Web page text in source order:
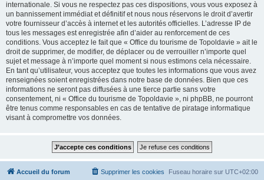
internationale. Si vous ne respectez pas ces dispositions, vous vous exposez à
un bannissement immédiat et définitif et nous nous réservons le droit d’avertir
votre fournisseur d’accès à internet et les autorités officielles. L’adresse IP de
tous les messages est enregistrée afin d’aider au renforcement de ces
conditions. Vous acceptez le fait que « Office du tourisme de Topoldavie » ait le
droit de supprimer, de modifier, de déplacer ou de verrouiller n’importe quel
sujet et message à n’importe quel moment si nous estimons cela nécessaire.
En tant qu’utilisateur, vous acceptez que toutes les informations que vous avez
renseignées soient enregistrées dans notre base de données. Bien que ces
informations ne seront pas diffusées à une tierce partie sans votre
consentement, ni « Office du tourisme de Topoldavie », ni phpBB, ne pourront
être tenus comme responsables en cas de tentative de piratage informatique
visant à compromettre vos données.
Accueil du forum Fuseau horaire sur UTC+02:00
Supprimer les cookies